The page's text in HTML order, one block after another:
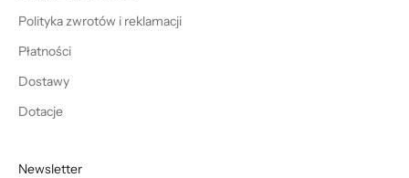
Polityka zwrotów i reklamacji
Płatności
Dostawy
Dotacje
Newsletter